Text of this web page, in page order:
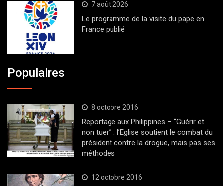
7 août 2026
Le programme de la visite du pape en
France publié
Populaires
8 octobre 2016
Reportage aux Philippines – “Guérir et
non tuer” : l’Eglise soutient le combat du
président contre la drogue, mais pas ses
méthodes
12 octobre 2016